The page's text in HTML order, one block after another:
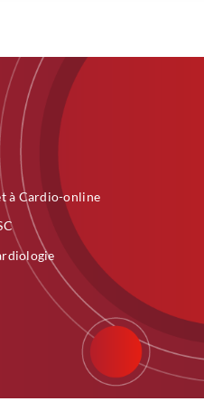
à Cardio-online